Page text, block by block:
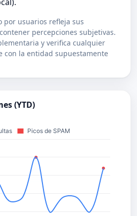
por usuarios refleja sus
percepciones subjetivas.
y verifica cualquier
con la entidad supuestamente
(YTD)